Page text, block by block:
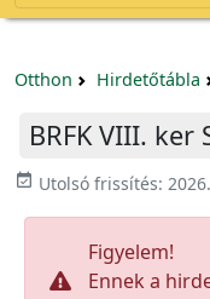
Otthon Hirdetőtábla
BRFK VIII. ker
event_available Utolsó frissítés:
Figyelem!
Ennek a